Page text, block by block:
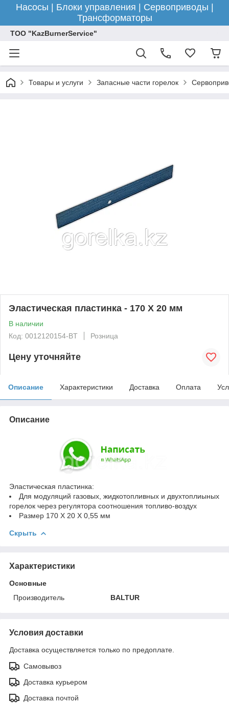
Насосы | Блоки управления | Сервоприводы |
Трансформаторы
ТОО "KazBurnerService"
Товары и услуги Запасные части горелок
Эластическая пластинка - 170 X 20 мм
В наличии
Код: 0012120154-BT
Розница
Цену уточняйте
Описание Характеристики Доставка Оплата
Описание
Эластическая пластинка:
Для модуляций газовых, жидкотопливных и двухтоплиыных
горелок через регулятора соотношения топливо-воздух
Размер 170 X 20 X 0,55 мм
Скрыть
Характеристики
Основные
Производитель
BALTUR
Условия доставки
Доставка осуществляется только по предоплате.
Самовывоз
Доставка курьером
Доставка почтой